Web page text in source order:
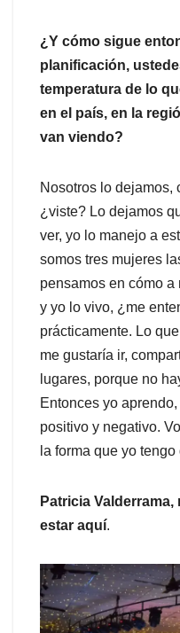
¿Y cómo sigue
planificación,
temperatura de lo
en el país, en la
van viendo?
Nosotros lo dejamos,
¿viste? Lo dejamos
ver, yo lo manejo a
somos tres mujeres
pensamos en cómo
y yo lo vivo, ¿me
prácticamente. Lo
me gustaría ir,
lugares, porque no
Entonces yo
positivo y negativo.
la forma que yo
Patricia
estar aquí.